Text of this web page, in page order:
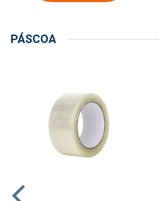
PÁSCOA